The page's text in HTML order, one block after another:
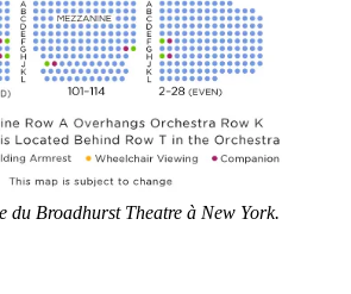
du Broadhurst Theatre à New York.